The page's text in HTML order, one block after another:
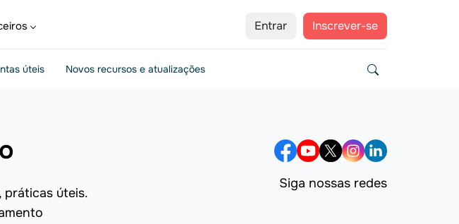
Entrar Inscrever-se
úteis Novos recursos e atualizações
práticas úteis.
Siga nossas redes